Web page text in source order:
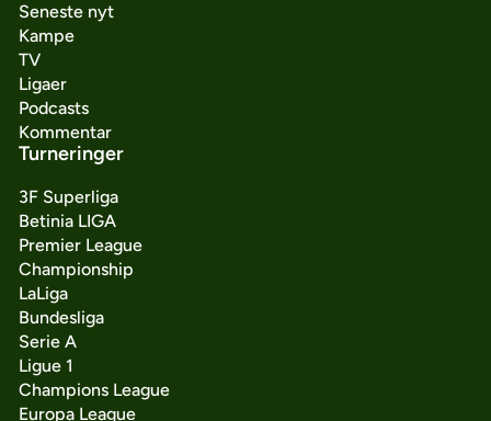
Seneste nyt
Kampe
TV
Ligaer
Podcasts
Kommentar
Turneringer
3F Superliga
Betinia LIGA
Premier League
Championship
LaLiga
Bundesliga
Serie A
Ligue 1
Champions League
Europa League